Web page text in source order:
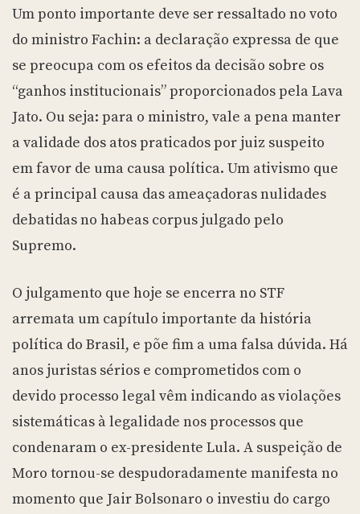
Um ponto importante deve ser ressaltado no voto
do ministro Fachin: a declaração expressa de que
se preocupa com os efeitos da decisão sobre os
“ganhos institucionais” proporcionados pela Lava
Jato. Ou seja: para o ministro, vale a pena manter
a validade dos atos praticados por juiz suspeito
em favor de uma causa política. Um ativismo que
é a principal causa das ameaçadoras nulidades
debatidas no habeas corpus julgado pelo
Supremo.
O julgamento que hoje se encerra no STF
arremata um capítulo importante da história
política do Brasil, e põe fim a uma falsa dúvida. Há
anos juristas sérios e comprometidos com o
devido processo legal vêm indicando as violações
sistemáticas à legalidade nos processos que
condenaram o ex-presidente Lula. A suspeição de
Moro tornou-se despudoradamente manifesta no
momento que Jair Bolsonaro o investiu do cargo